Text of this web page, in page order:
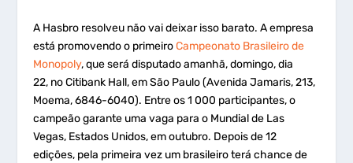
A Hasbro resolveu não vai deixar isso barato. A empresa
está promovendo o primeiroCampeonato Brasileiro de
Monopoly, que será disputado amanhã, domingo, dia
22, no Citibank Hall, em São Paulo (Avenida Jamaris, 213,
Moema, 6846-6040). Entre os 1 000 participantes, o
campeão garante uma vaga para o Mundial de Las
Vegas, Estados Unidos, em outubro. Depois de 12
edições, pela primeira vez um brasileiro terá chance de